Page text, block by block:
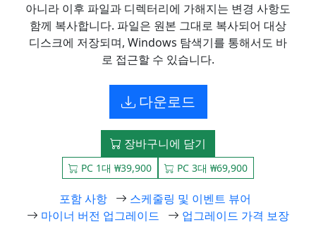
아니라 이후 파일과 디렉터리에 가해지는 변경 사항도
함께 복사합니다. 파일은 원본 그대로 복사되어 대상
디스크에 저장되며, Windows 탐색기를 통해서도 바
로 접근할 수 있습니다.
다운로드
장바구니에 담기
PC 1대 ₩39,900 PC 3대 ₩69,900
포함 사항
스케줄링 및 이벤트 뷰어
마이너 버전 업그레이드
업그레이드 가격 보장